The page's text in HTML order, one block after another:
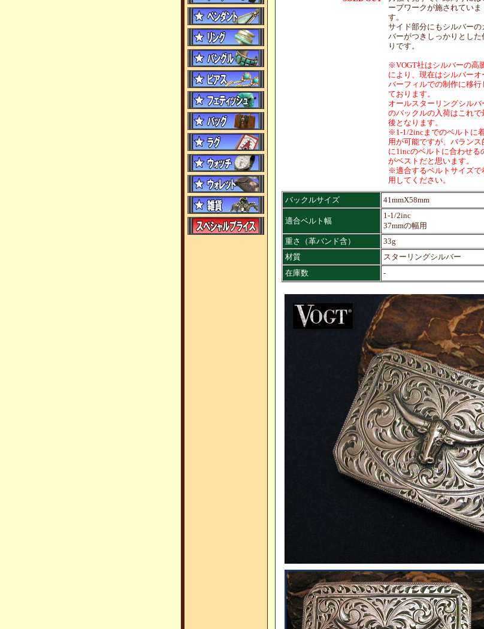
ープワークが施されていま
す。
サイド部分にもシルバーの
バーがつきしっかりとした
りです。
※VOGT社はシルバーの高
により、現在はシルバーオ
バーフィルでの制作に移行
ております。
オールスターリングシルバ
のバックルの入荷はこれで
後となります。
※1-1/2incまでのベルトに
用が可能ですが、バランス
に1incのベルトに合わせる
がベストだと思います。
※適合するベルトサイズで
用してください。
バックルサイズ 41mmX58mm
適合ベルト幅
1-1/2inc
37mmの幅用
重さ（革バンド含）
33g
材質
スターリングシルバー
在庫数
-